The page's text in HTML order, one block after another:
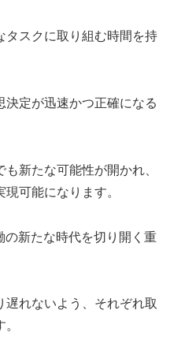
タスクに取り組む時間を持
定が迅速かつ正確になる
新たな可能性が開かれ、
可能になります。
の新たな時代を切り開く重
遅れないよう、それぞれ取